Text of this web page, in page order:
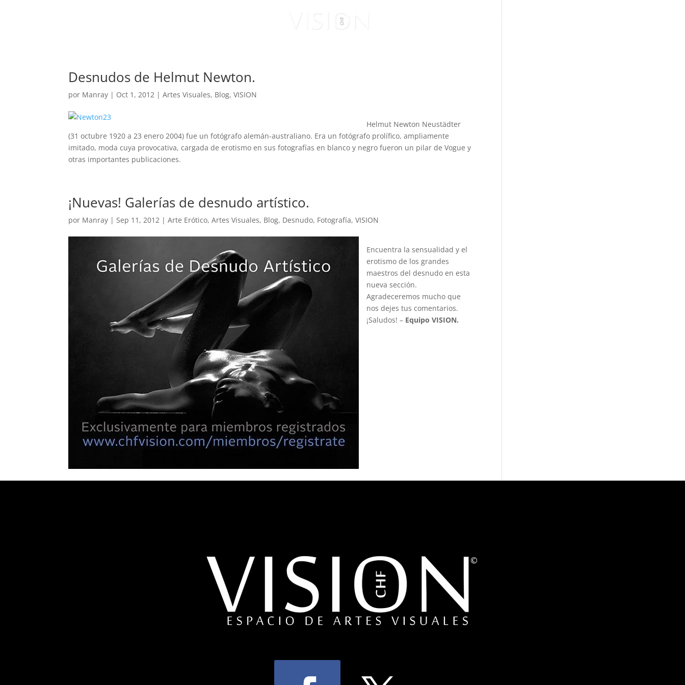
Desnudos de Helmut Newton.
por Manray | Oct 1, 2012 |Artes Visuales, Blog,VISION
Helmut Newton Neustädter
(31 octubre 1920 a 23 enero 2004) fue un fotógrafo alemán-australiano. Era un fotógrafo prolífico, ampliamente
imitado, moda cuya provocativa, cargada de erotismo en sus fotografías en blanco y negro fueron un pilar de Vogue y
otras importantes publicaciones.
¡Nuevas! Galerías de desnudo artístico.
por Manray |Sep 11, 2012 |Arte Erótico,Artes Visuales, Blog, Desnudo, Fotografía,VISION
Encuentra la sensualidad y el
erotismo de los grandes
maestros del desnudo en esta
nueva sección.
Agradeceremos mucho que
nos dejes tus comentarios.
¡Saludos! – Equipo VISION.